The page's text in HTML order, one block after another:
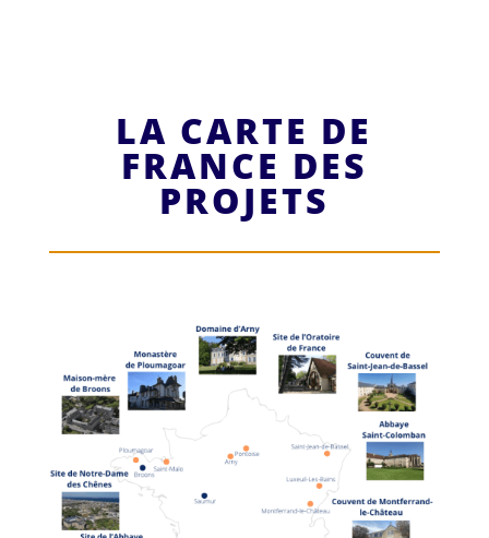
LA CARTE DE
FRANCE DES
PROJETS